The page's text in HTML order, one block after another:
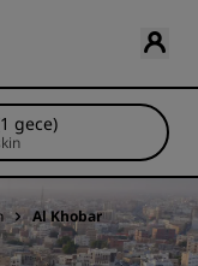
gece)
yetişkin
Al Khobar